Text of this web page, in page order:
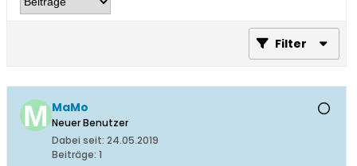
Filter
MaMo
Neuer Benutzer
Dabei seit: 24.05.2019
Beiträge: 1